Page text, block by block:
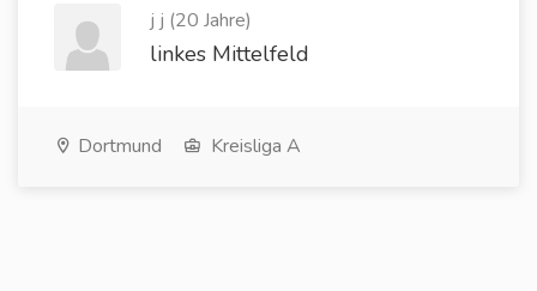
j j (20 Jahre)
linkes Mittelfeld
Dortmund Kreisliga A